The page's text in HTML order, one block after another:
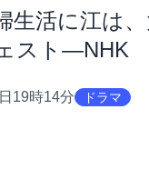
生活に江は
スト―NHK
19時14分 ドラマ